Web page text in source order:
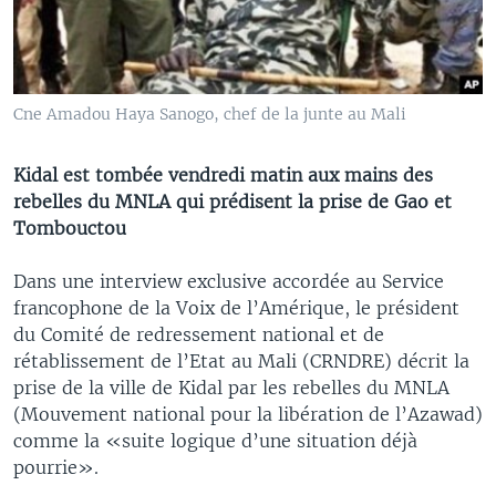
Cne Amadou Haya Sanogo, chef de la junte au Mali
Kidal est tombée vendredi matin aux mains des
rebelles du MNLA qui prédisent la prise de Gao et
Tombouctou
Dans une interview exclusive accordée au Service
francophone de la Voix de l’Amérique, le président
du Comité de redressement national et de
rétablissement de l’Etat au Mali (CRNDRE) décrit la
prise de la ville de Kidal par les rebelles du MNLA
(Mouvement national pour la libération de l’Azawad)
comme la «suite logique d’une situation déjà
pourrie».